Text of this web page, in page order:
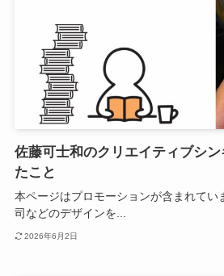
佐藤可士和のクリエイティブシ
たこと
本ページはプロモーションが含まれてい
司などのデザインを...
2026年6月2日